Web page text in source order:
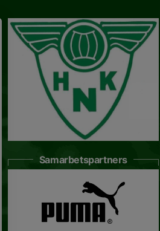
Samarbetspartners